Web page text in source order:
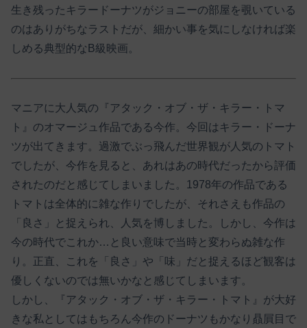
生き残ったキラードーナツがジョニーの部屋を覗いている
のはありがちなラストだが、細かい事を気にしなければ楽
しめる典型的なB級映画。
マニアに大人気の『アタック・オブ・ザ・キラー・トマ
ト』のオマージュ作品である今作。今回はキラー・ドーナ
ツが出てきます。過激でぶっ飛んだ世界観が人気のトマト
でしたが、今作を見ると、あれはあの時代だったから評価
されたのだと感じてしまいました。1978年の作品である
トマトは全体的に雑な作りでしたが、それさえも作品の
「良さ」と捉えられ、人気を博しました。しかし、今作は
今の時代でこれか…と良い意味で当時と変わらぬ雑な作
り。正直、これを「良さ」や「味」だと捉えるほど観客は
優しくないのでは無いかなと感じてしまいます。
しかし、『アタック・オブ・ザ・キラー・トマト』が大好
きな私としてはもちろん今作のドーナツもかなり贔屓目で